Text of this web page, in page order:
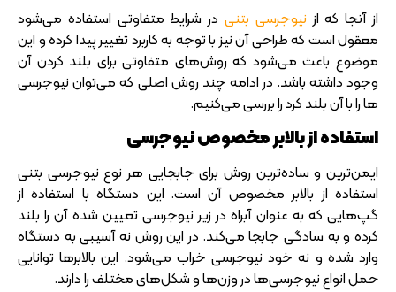
از آنجا که از نیوجرسی بتنی در شرایط متفاوتی استفاده می‌شود
معقول است که طراحی آن نیز با توجه به کاربرد تغییر پیدا کرده و این
موضوع باعث می‌شود که روش‌های متفاوتی برای بلند کردن آن
وجود داشته باشد. در ادامه چند روش اصلی که می‌توان نیوجرسی
ها را با آن بلند کرد را بررسی می‌کنیم.
استفاده از بالابر مخصوص نیوجرسی
ایمن‌ترین و ساده‌ترین روش برای جابجایی هر نوع نیوجرسی بتنی
استفاده از بالابر مخصوص آن است. این دستگاه با استفاده از
گپ‌هایی که به عنوان آبراه در زیر نیوجرسی تعیین شده آن را بلند
کرده و به سادگی جابجا می‌کند. در این روش نه آسیبی به دستگاه
وارد شده و نه خود نیوجرسی خراب می‌شود. این بالابر‌ها توانایی
حمل انواع نیوجرسی‌ها در وزن‌ها و شکل‌های مختلف را دارند.